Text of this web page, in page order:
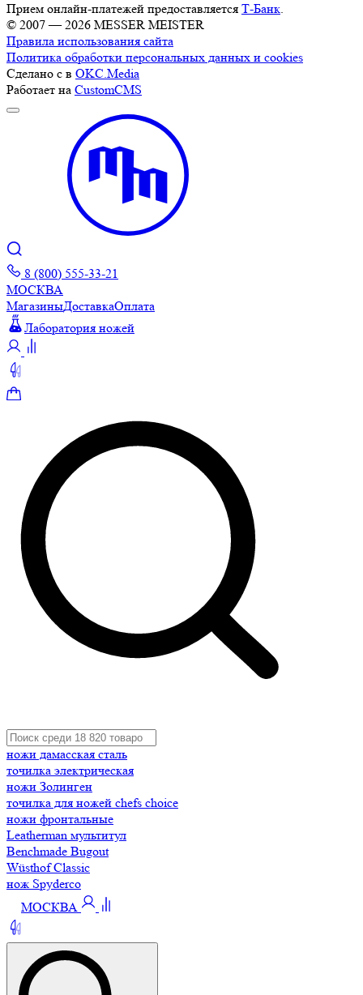
Прием онлайн-платежей предоставляется Т-Банк.
© 2007 — 2026 MESSER MEISTER
Правила использования сайта
Политика обработки персональных данных и cookies
Сделано с в OKC.Media
Работает на CustomCMS
8 (800) 555-33-21
МОСКВА
МагазиныДоставкаОплата
Лаборатория ножей
ножи дамасская сталь
точилка электрическая
ножи Золинген
точилка для ножей chefs choice
ножи фронтальные
Leatherman мультитул
Benchmade Bugout
Wüsthof Classic
нож Spyderco
МОСКВА